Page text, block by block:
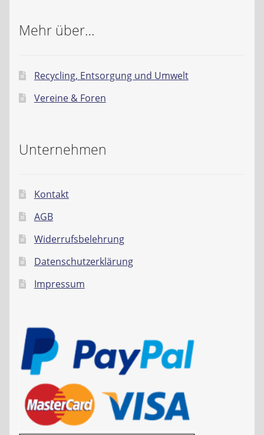
Mehr über…
Recycling, Entsorgung und Umwelt
Vereine & Foren
Unternehmen
Kontakt
AGB
Widerrufsbelehrung
Datenschutzerklärung
Impressum